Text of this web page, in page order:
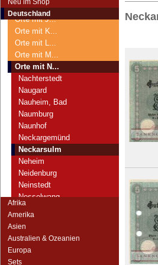
Deutschland
Orte mit I...
Orte mit J...
Orte mit K...
Orte mit L...
Orte mit M...
Orte mit N...
Nachterstedt
Naugard
Nauheim, Bad
Naumburg
Naunhof
Neckargemünd
Neckarsulm
Neheim
Neidenburg
Neinstedt
Nesselwang
Neuenahr, Bad
Afrika
Amerika
Asien
Australien & Ozeanien
Europa
Sets